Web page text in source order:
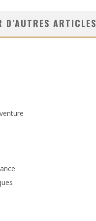
D’AUTRES ARTICLES